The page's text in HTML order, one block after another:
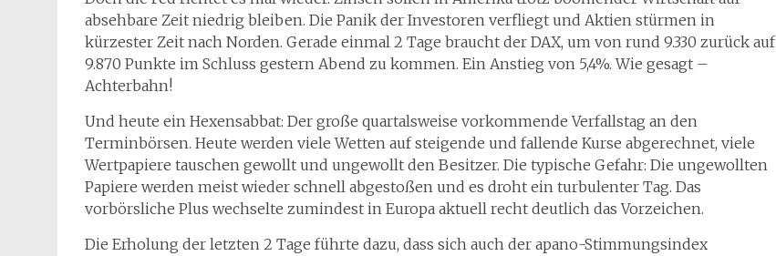
absehbare Zeit niedrig bleiben. Die Panik der Investoren verfliegt und Aktien stürmen in
kürzester Zeit nach Norden. Gerade einmal 2 Tage braucht der DAX, um von rund 9.330 zurück auf
9.870 Punkte im Schluss gestern Abend zu kommen. Ein Anstieg von 5,4%. Wie gesagt –
Achterbahn!
Und heute ein Hexensabbat: Der große quartalsweise vorkommende Verfallstag an den
Terminbörsen. Heute werden viele Wetten auf steigende und fallende Kurse abgerechnet, viele
Wertpapiere tauschen gewollt und ungewollt den Besitzer. Die typische Gefahr: Die ungewollten
Papiere werden meist wieder schnell abgestoßen und es droht ein turbulenter Tag. Das
vorbörsliche Plus wechselte zumindest in Europa aktuell recht deutlich das Vorzeichen.
Die Erholung der letzten 2 Tage führte dazu, dass sich auch der apano-Stimmungsindex